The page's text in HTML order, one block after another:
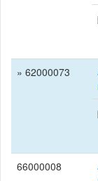
» 62000073
66000008